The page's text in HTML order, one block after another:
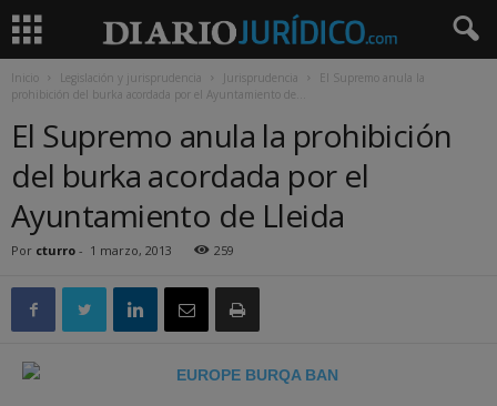
Inicio Legislación y jurisprudencia Jurisprudencia
El Supremo anula la
prohibición del burka acordada por el Ayuntamiento de...
El Supremo anula la prohibición
del burka acordada por el
Ayuntamiento de Lleida
Por cturro - 1 marzo, 2013 259